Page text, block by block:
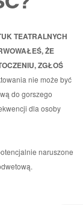
TEATRALNYCH
ŻE
ZGŁOŚ
nie może być
do gorszego
dla osoby
naruszone